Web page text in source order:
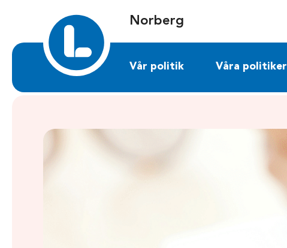
Norberg
Vår politik Våra politiker